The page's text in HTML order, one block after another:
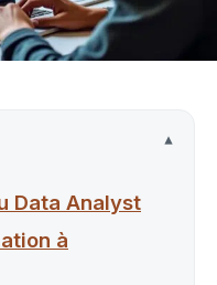
Data Analyst
à